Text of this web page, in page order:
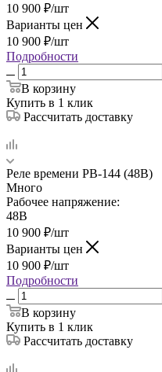
10 900 ₽/шт
Варианты цен
10 900 ₽/шт
Подробности
В корзину
Купить в 1 клик
Рассчитать доставку
Реле времени РВ-144 (48В)
Много
Рабочее напряжение:
48В
10 900 ₽/шт
Варианты цен
10 900 ₽/шт
Подробности
В корзину
Купить в 1 клик
Рассчитать доставку